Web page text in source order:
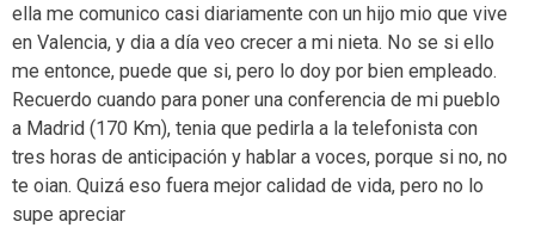
ella me comunico casi diariamente con un hijo mio que vive
en Valencia, y dia a día veo crecer a mi nieta. No se si ello
me entonce, puede que si, pero lo doy por bien empleado.
Recuerdo cuando para poner una conferencia de mi pueblo
a Madrid (170 Km), tenia que pedirla a la telefonista con
tres horas de anticipación y hablar a voces, porque si no, no
te oian. Quizá eso fuera mejor calidad de vida, pero no lo
supe apreciar